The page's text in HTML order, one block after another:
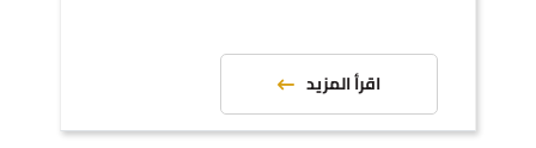
اقرأ المزيد